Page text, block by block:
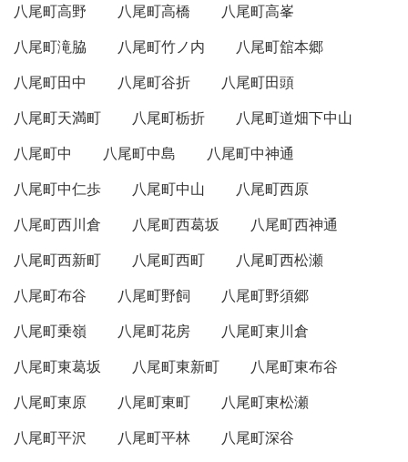
八尾町高野
八尾町高橋
八尾町高峯
八尾町滝脇
八尾町竹ノ内
八尾町舘本郷
八尾町田中
八尾町谷折
八尾町田頭
八尾町天満町
八尾町栃折
八尾町道畑下中山
八尾町中
八尾町中島
八尾町中神通
八尾町中仁歩
八尾町中山
八尾町西原
八尾町西川倉
八尾町西葛坂
八尾町西神通
八尾町西新町
八尾町西町
八尾町西松瀬
八尾町布谷
八尾町野飼
八尾町野須郷
八尾町乗嶺
八尾町花房
八尾町東川倉
八尾町東葛坂
八尾町東新町
八尾町東布谷
八尾町東原
八尾町東町
八尾町東松瀬
八尾町平沢
八尾町平林
八尾町深谷